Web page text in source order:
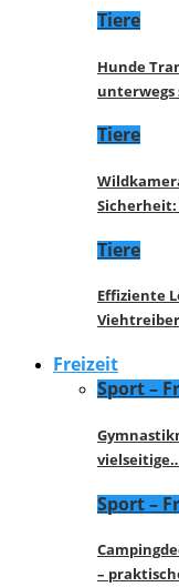
Tiere
Hunde
unterwegs
Tiere
Tiere
Effiziente
Freizeit
Sport –
Sport –
–